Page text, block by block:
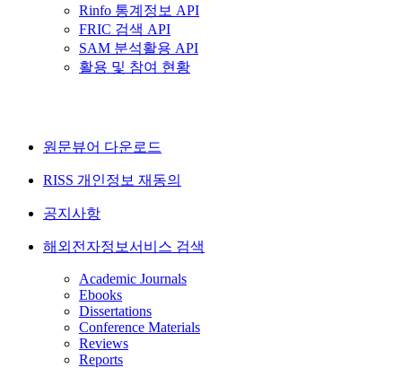
Rinfo 통계정보 API
FRIC 검색 API
SAM 분석활용 API
활용 및 참여 현황
원문뷰어 다운로드
RISS 개인정보 재동의
공지사항
해외전자정보서비스 검색
Academic Journals
Ebooks
Dissertations
Conference Materials
Reviews
Reports